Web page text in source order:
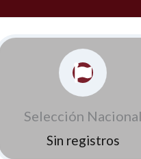
Selección Nacional
Sin registros